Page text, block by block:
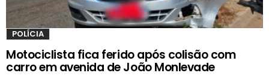
POLÍCIA
Motociclista fica ferido após colisão com
carro em avenida de João Monlevade